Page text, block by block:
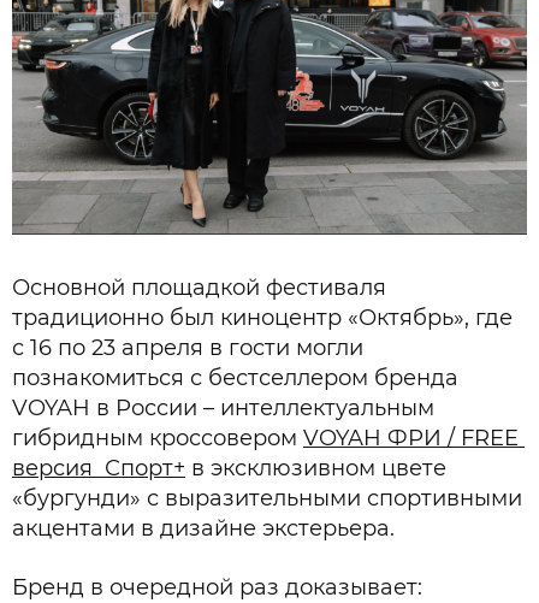
Основной площадкой фестиваля
традиционно был киноцентр «Октябрь», где
с 16 по 23 апреля в гости могли
познакомиться с бестселлером бренда
VOYAH в России – интеллектуальным
гибридным кроссовером VOYAH ФРИ / FREE
версия Спорт+ в эксклюзивном цвете
«бургунди» с выразительными спортивными
акцентами в дизайне экстерьера.
Бренд в очередной раз доказывает: